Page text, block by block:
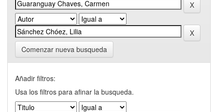
Comenzar nueva busqueda
Añadir filtros:
Usa los filtros para afinar la busqueda.